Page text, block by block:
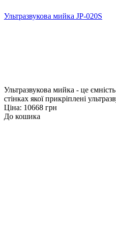
Ультразвукова мийка JP-020S
Ультразвукова мийка - це
стінках якої прикріплені
Ціна: 10668 грн
До кошика